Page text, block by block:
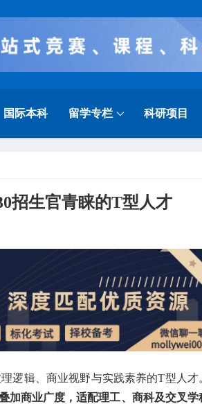
国际本科 留学专栏 科研项目
招生官青睐的T型人才
逻辑、商业视野与实践素养的T型人才
加商业广度，适配理工、商科及交叉学